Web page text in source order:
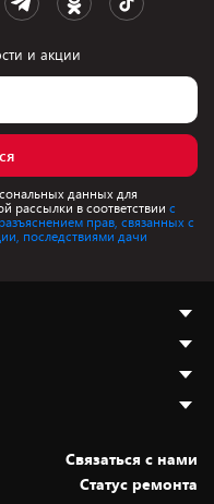
и акции
данных для
рассылки в соответствии с
прав, связанных с
последствиями дачи
Cвязаться с нами
Статус ремонта